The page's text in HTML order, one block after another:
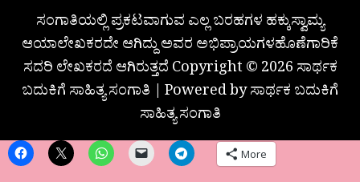
ಸಂಗಾತಿಯಲ್ಲಿ ಪ್ರಕಟವಾಗುವ ಎಲ್ಲ ಬರಹಗಳ ಹಕ್ಕುಸ್ವಾಮ್ಯ
ಆಯಾಲೇಖಕರದೇ ಆಗಿದ್ದು ಅವರ ಅಭಿಪ್ರಾಯಗಳಹೊಣೆಗಾರಿಕೆ
ಸದರಿ ಲೇಖಕರದೆ ಆಗಿರುತ್ತದೆ Copyright © 2026 ಸಾರ್ಥಕ
ಬದುಕಿಗೆ ಸಾಹಿತ್ಯ ಸಂಗಾತಿ | Powered by ಸಾರ್ಥಕ ಬದುಕಿಗೆ
ಸಾಹಿತ್ಯ ಸಂಗಾತಿ
More